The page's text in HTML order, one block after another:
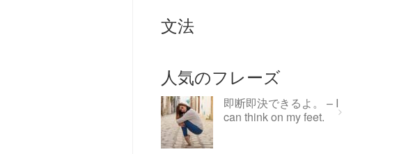
文法
人気のフレーズ
即断即決できるよ。 – I
can think on my feet.